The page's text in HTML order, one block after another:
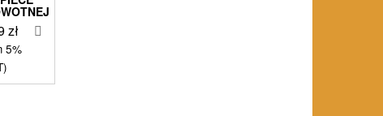
zł
5%